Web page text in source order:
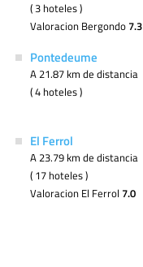
( 3 hoteles )
Valoracion Bergondo 7.3
Pontedeume
A 21.87 km de distancia
( 4 hoteles )
El Ferrol
A 23.79 km de distancia
( 17 hoteles )
Valoracion El Ferrol 7.0